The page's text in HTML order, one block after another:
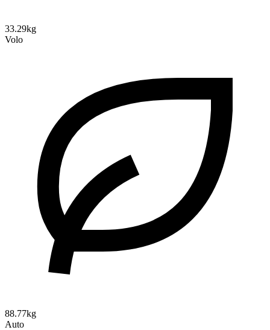
33.29kg
Volo
88.77kg
Auto